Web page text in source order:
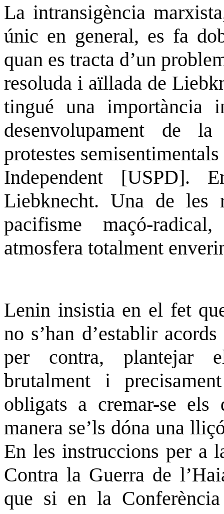
La intransigència
únic en general, es fa
quan es tracta d’un
resoluda i aïllada de
tingué una importància
desenvolupament de
protestes semisentimentals
Independent [USPD].
Liebknecht. Una de
pacifisme maçó-
atmosfera totalment
Lenin insistia en el fet
no s’han d’establir
per contra, plantejar
brutalment i
obligats a cremar-se els
manera se’ls dóna una
En les instruccions per a
Contra la Guerra de
que si en la